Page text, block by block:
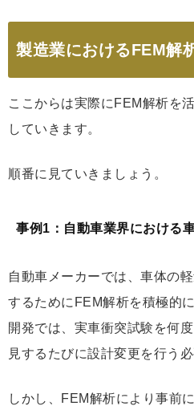
製造業におけるFEM解
ここからは実際にFEM解析を
していきます。
順番に見ていきましょう。
事例1：自動車業界における
自動車メーカーでは、車体の
するためにFEM解析を積極的
開発では、実車衝突試験を何
見するたびに設計変更を行う
しかし、FEM解析により事前